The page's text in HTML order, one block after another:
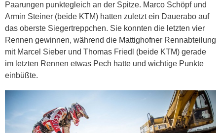
Paarungen punktegleich an der Spitze. Marco Schöpf und
Armin Steiner (beide KTM) hatten zuletzt ein Dauerabo auf
das oberste Siegertreppchen. Sie konnten die letzten vier
Rennen gewinnen, während die Mattighofner Rennabteilung
mit Marcel Sieber und Thomas Friedl (beide KTM) gerade
im letzten Rennen etwas Pech hatte und wichtige Punkte
einbüßte.